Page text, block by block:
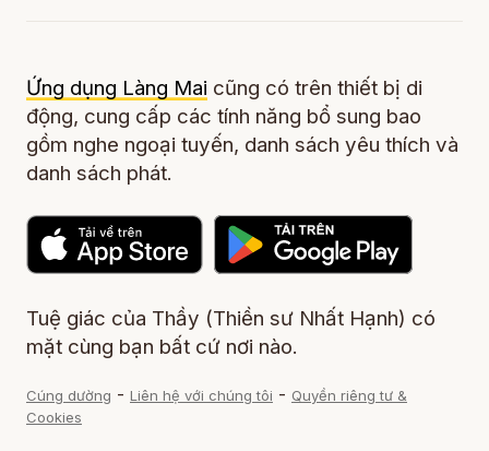
Ứng dụng Làng Mai cũng có trên thiết bị di
động, cung cấp các tính năng bổ sung bao
gồm nghe ngoại tuyến, danh sách yêu thích và
danh sách phát.
Tuệ giác của Thầy (Thiền sư Nhất Hạnh) có
mặt cùng bạn bất cứ nơi nào.
Cúng dường - Liên hệ với chúng tôi - Quyền riêng tư &
Cookies